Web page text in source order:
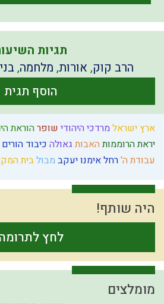
ארץ ישראלמרדכי היהודי שופרהוראת
יראת הרוממותהאבות גאולה כיבוד הורים
עבודת ה'רחל אימנויעקב מבולבית
היה שותף!
לחץ לתרומה
תגיות
הרב קוק, אורות, מלחמה,
הוסף תגית
מומלצים